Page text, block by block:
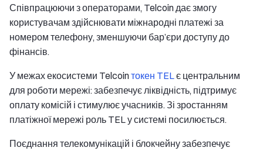
Співпрацюючи з операторами, Telcoin дає змогу
користувачам здійснювати міжнародні платежі за
номером телефону, зменшуючи бар’єри доступу до
фінансів.
У межах екосистеми Telcoinтокен TELє центральним
для роботи мережі: забезпечує ліквідність, підтримує
оплату комісій і стимулює учасників. Зі зростанням
платіжної мережі роль TEL у системі посилюється.
Поєднання телекомунікацій і блокчейну забезпечує